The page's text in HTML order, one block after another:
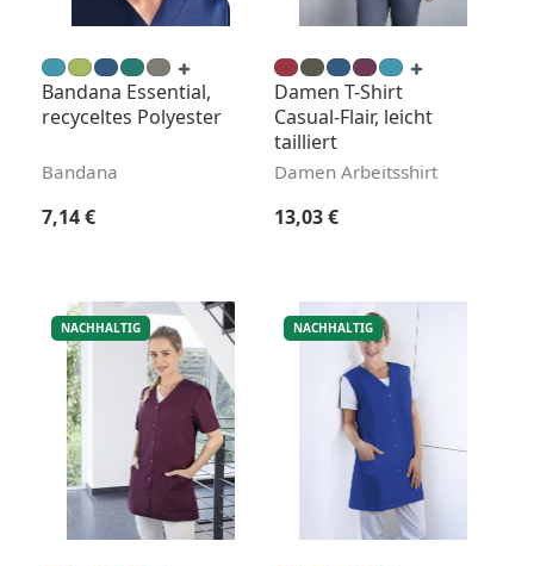
Bandana Essential,
recyceltes Polyester
Bandana
Regulärer Preis:
7,14 €
Damen T-Shirt
Casual-Flair, leicht
tailliert
Damen Arbeitsshirt
Regulärer Preis:
13,03 €
NACHHALTIG NACHHALTIG